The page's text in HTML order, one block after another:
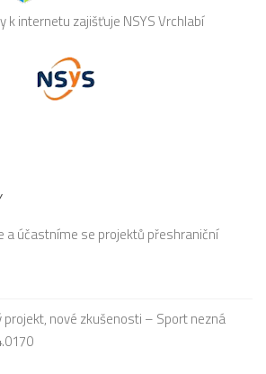
k internetu zajišťuje NSYSVrchlabí
a účastníme se projektů přeshraniční
nové zkušenosti – Sport nezná